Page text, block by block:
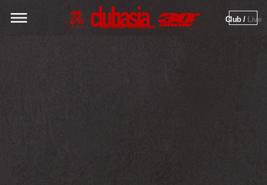
Club / Live